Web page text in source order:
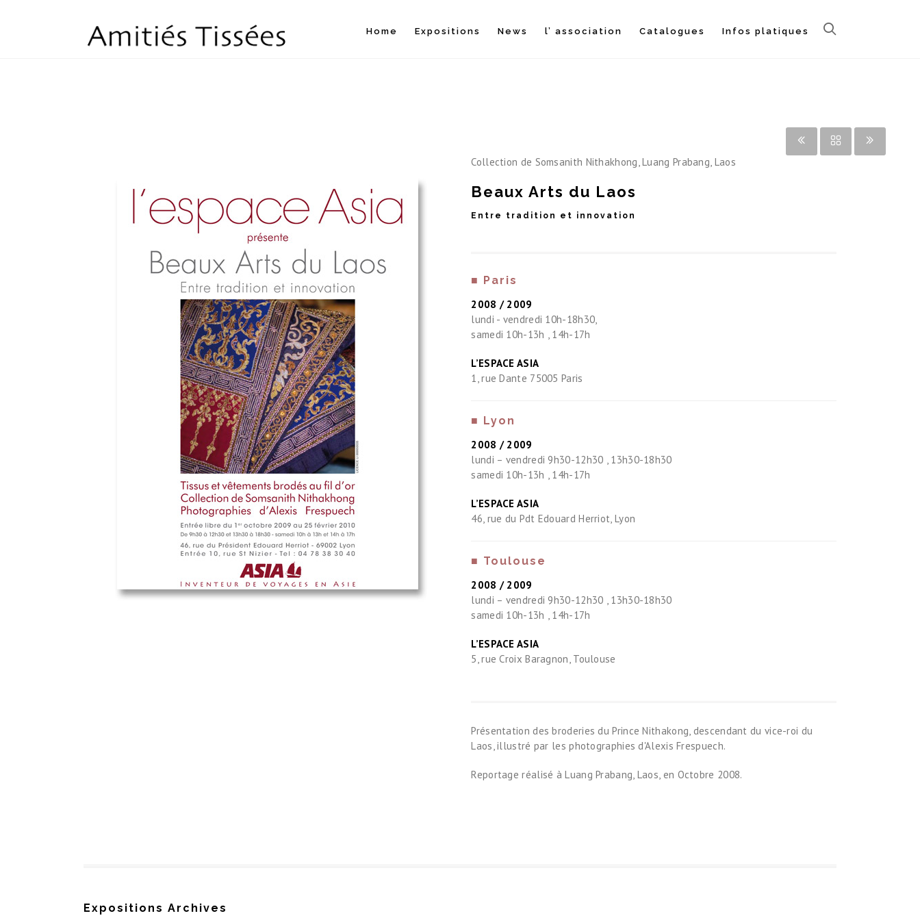
Home Expositions News l’ association Catalogues Infos platiques
Collection de Somsanith Nithakhong, Luang Prabang, Laos
Beaux Arts du Laos
Entre tradition et innovation
■ Paris
2008 / 2009
lundi - vendredi 10h-18h30,
samedi 10h-13h , 14h-17h
L’ESPACE ASIA
1, rue Dante 75005 Paris
■ Lyon
2008 / 2009
lundi – vendredi 9h30-12h30 , 13h30-18h30
samedi 10h-13h , 14h-17h
L’ESPACE ASIA
46, rue du Pdt Edouard Herriot, Lyon
■ Toulouse
2008 / 2009
lundi – vendredi 9h30-12h30 , 13h30-18h30
samedi 10h-13h , 14h-17h
L’ESPACE ASIA
5, rue Croix Baragnon, Toulouse
Présentation des broderies du Prince Nithakong, descendant du vice-roi du
Laos, illustré par les photographies d'Alexis Frespuech.
Reportage réalisé à Luang Prabang, Laos, en Octobre 2008.
Expositions Archives